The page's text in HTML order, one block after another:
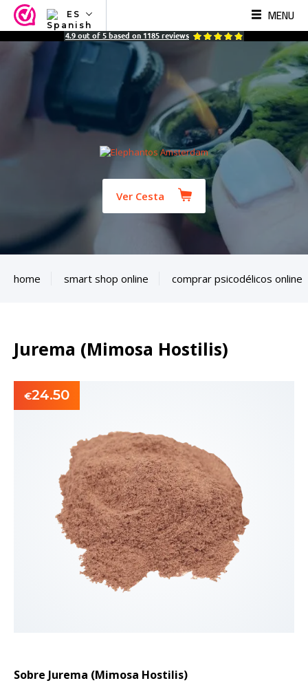
ES
NL
ES
MENU
4.9 out of 5 based on 1185 reviews
Ver Cesta
home smart shop online comprar psicodélicos online
Jurema (Mimosa Hostilis)
€24.50
Sobre Jurema (Mimosa Hostilis)